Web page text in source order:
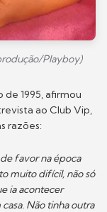
Playboy)
de 1995, afirmou
ao Club Vip,
razões:
favor na época
muito difícil, não só
ia acontecer
Não tinha outra